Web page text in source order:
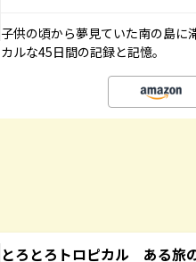
子供の頃から夢見ていた南の島に
カルな45日間の記録と記憶。
とろとろトロピカル ある旅